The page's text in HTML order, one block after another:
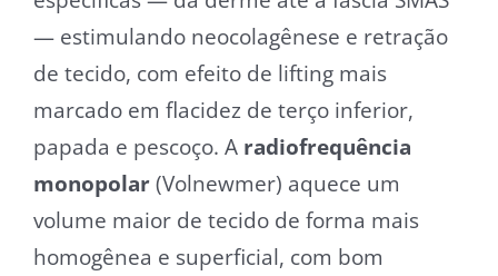
— estimulando neocolagênese e retração
de tecido, com efeito de lifting mais
marcado em flacidez de terço inferior,
papada e pescoço. A radiofrequência
monopolar (Volnewmer) aquece um
volume maior de tecido de forma mais
homogênea e superficial, com bom